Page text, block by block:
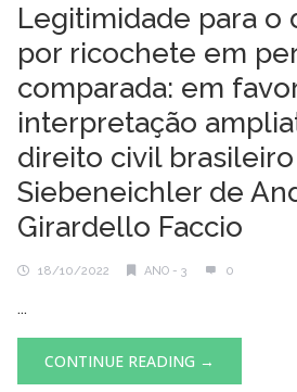
Legitimidade para o
por ricochete em
comparada: em
interpretação
direito civil brasileiro
Siebeneichler de
Girardello Faccio
18/10/2022 ANO - 3 0
...
CONTINUE READING →